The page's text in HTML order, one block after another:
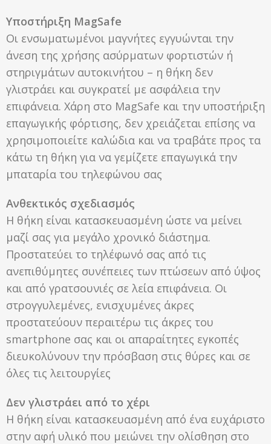
Υποστήριξη MagSafe
Οι ενσωματωμένοι μαγνήτες εγγυώνται την
άνεση της χρήσης ασύρματων φορτιστών ή
στηριγμάτων αυτοκινήτου – η θήκη δεν
γλιστράει και συγκρατεί με ασφάλεια την
επιφάνεια. Χάρη στο MagSafe και την υποστήριξη
επαγωγικής φόρτισης, δεν χρειάζεται επίσης να
χρησιμοποιείτε καλώδια και να τραβάτε προς τα
κάτω τη θήκη για να γεμίζετε επαγωγικά την
μπαταρία του τηλεφώνου σας
Ανθεκτικός σχεδιασμός
Η θήκη είναι κατασκευασμένη ώστε να μείνει
μαζί σας για μεγάλο χρονικό διάστημα.
Προστατεύει το τηλέφωνό σας από τις
ανεπιθύμητες συνέπειες των πτώσεων από ύψος
και από γρατσουνιές σε λεία επιφάνεια. Οι
στρογγυλεμένες, ενισχυμένες άκρες
προστατεύουν περαιτέρω τις άκρες του
smartphone σας και οι απαραίτητες εγκοπές
διευκολύνουν την πρόσβαση στις θύρες και σε
όλες τις λειτουργίες
Δεν γλιστράει από το χέρι
Η θήκη είναι κατασκευασμένη από ένα ευχάριστο
στην αφή υλικό που μειώνει την ολίσθηση στο